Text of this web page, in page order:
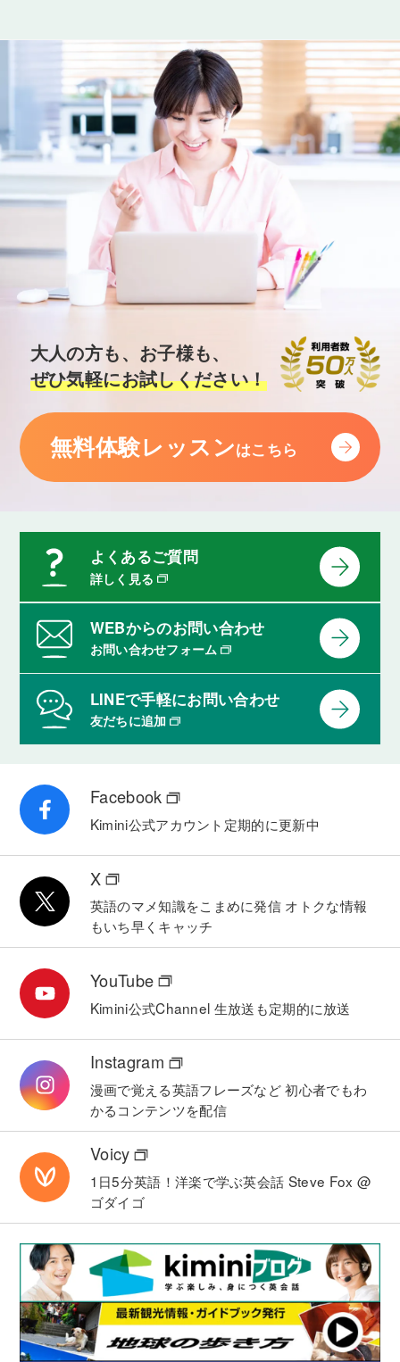
大人の方も、お子様も、
ぜひ気軽にお試しください！
無料体験レッスンはこちら
よくあるご質問
詳しく見る
WEBからのお問い合わせ
お問い合わせフォーム
LINEで手軽にお問い合わせ
友だちに追加
Facebook
Kimini公式アカウント 定期的に更新中
X
英語のマメ知識をこまめに発信 オトクな情報
もいち早くキャッチ
YouTube
Kimini公式Channel 生放送も定期的に放送
Instagram
漫画で覚える英語フレーズなど初心者でもわ
かるコンテンツを配信
Voicy
1日5分英語！洋楽で学ぶ英会話 Steve Fox @
ゴダイゴ